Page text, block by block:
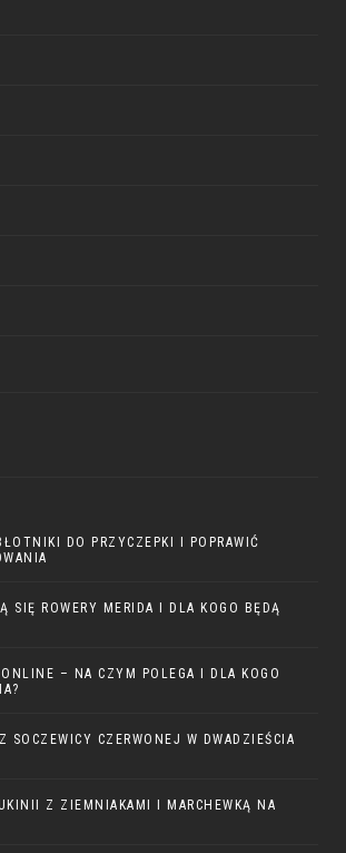
DO PRZYCZEPKI I POPRAWIĆ
SIĘ ROWERY MERIDA I DLA KOGO BĘDĄ
– NA CZYM POLEGA I DLA KOGO
SOCZEWICY CZERWONEJ W DWADZIEŚCIA
Z ZIEMNIAKAMI I MARCHEWKĄ NA